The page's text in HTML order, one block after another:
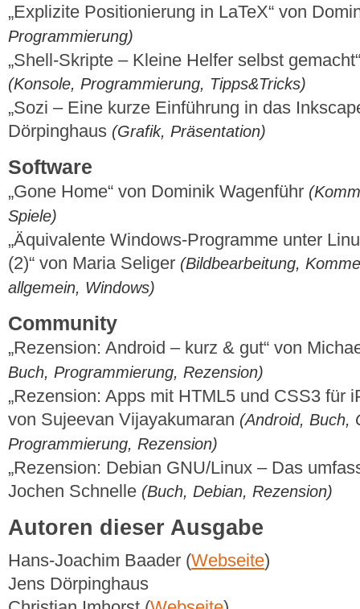
„Explizite Positionierung in LaTeX“ von
Programmierung)
„Shell-Skripte – Kleine Helfer selbst
(Konsole, Programmierung, Tipps&Tricks)
„Sozi – Eine kurze Einführung in das
Dörpinghaus (Grafik, Präsentation)
Software
„Gone Home“ von Dominik Wagenführ
Spiele)
„Äquivalente Windows-Programme unter
(2)“ von Maria Seliger (Bildbearbeitung,
allgemein, Windows)
Community
„Rezension: Android – kurz & gut“ von
Buch, Programmierung, Rezension)
„Rezension: Apps mit HTML5 und CSS3 für
von Sujeevan Vijayakumaran (Android, Buch,
Programmierung, Rezension)
„Rezension: Debian GNU/Linux – Das
Jochen Schnelle (Buch, Debian, Rezension)
Autoren dieser Ausgabe
Hans-Joachim Baader (Webseite)
Jens Dörpinghaus